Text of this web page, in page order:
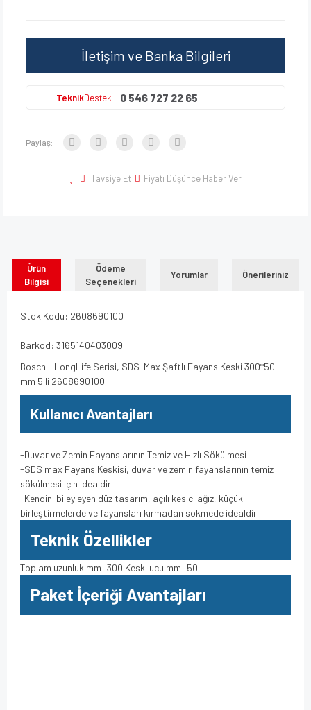
İletişim ve Banka Bilgileri
TeknikDestek 0 546 727 22 65
Paylaş:
Tavsiye Et Fiyatı Düşünce Haber Ver
Ürün
Bilgisi
Ödeme
Seçenekleri
Yorumlar Önerileriniz
Stok Kodu: 2608690100
Barkod: 3165140403009
Bosch - LongLife Serisi, SDS-Max Şaftlı Fayans Keski 300*50
mm 5'li 2608690100
Kullanıcı Avantajları
-Duvar ve Zemin Fayanslarının Temiz ve Hızlı Sökülmesi
-SDS max Fayans Keskisi, duvar ve zemin fayanslarının temiz
sökülmesi için idealdir
-Kendini bileyleyen düz tasarım, açılı kesici ağız, küçük
birleştirmelerde ve fayansları kırmadan sökmede idealdir
Teknik Özellikler
Toplam uzunluk mm: 300 Keski ucu mm: 50
Paket İçeriği Avantajları